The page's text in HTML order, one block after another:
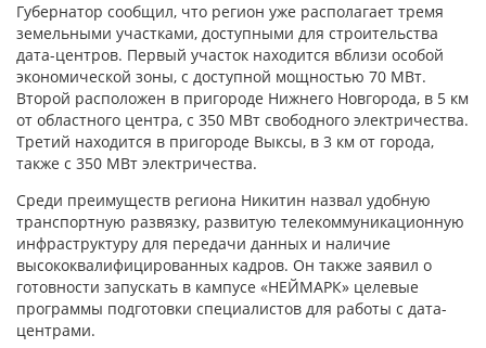
Губернатор сообщил, что регион уже располагает тремя
земельными участками, доступными для строительства
дата-центров. Первый участок находится вблизи особой
экономической зоны, с доступной мощностью 70 МВт.
Второй расположен в пригороде Нижнего Новгорода, в 5 км
от областного центра, с 350 МВт свободного электричества.
Третий находится в пригороде Выксы, в 3 км от города,
также с 350 МВт электричества.
Среди преимуществ региона Никитин назвал удобную
транспортную развязку, развитую телекоммуникационную
инфраструктуру для передачи данных и наличие
высококвалифицированных кадров. Он также заявил о
готовности запускать в кампусе «НЕЙМАРК» целевые
программы подготовки специалистов для работы с дата-
центрами.